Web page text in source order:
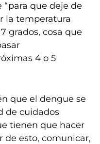
“para que deje de
la temperatura
grados, cosa que
4 o 5
que el dengue se
de cuidados
tienen que hacer
de esto, comunicar,